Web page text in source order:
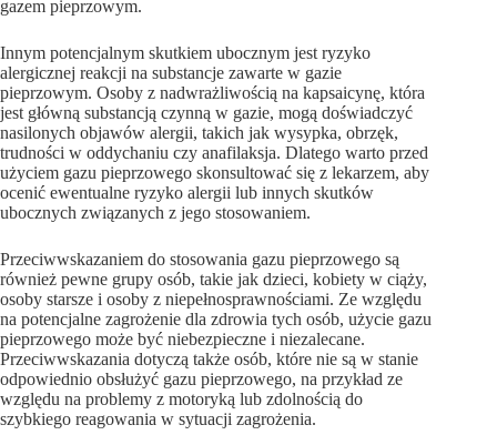
gazem pieprzowym.
Innym potencjalnym skutkiem ubocznym jest ryzyko
alergicznej reakcji na substancje zawarte w gazie
pieprzowym. Osoby z nadwrażliwością na kapsaicynę, która
jest główną substancją czynną w gazie, mogą doświadczyć
nasilonych objawów alergii, takich jak wysypka, obrzęk,
trudności w oddychaniu czy anafilaksja. Dlatego warto przed
użyciem gazu pieprzowego skonsultować się z lekarzem, aby
ocenić ewentualne ryzyko alergii lub innych skutków
ubocznych związanych z jego stosowaniem.
Przeciwwskazaniem do stosowania gazu pieprzowego są
również pewne grupy osób, takie jak dzieci, kobiety w ciąży,
osoby starsze i osoby z niepełnosprawnościami. Ze względu
na potencjalne zagrożenie dla zdrowia tych osób, użycie gazu
pieprzowego może być niebezpieczne i niezalecane.
Przeciwwskazania dotyczą także osób, które nie są w stanie
odpowiednio obsłużyć gazu pieprzowego, na przykład ze
względu na problemy z motoryką lub zdolnością do
szybkiego reagowania w sytuacji zagrożenia.